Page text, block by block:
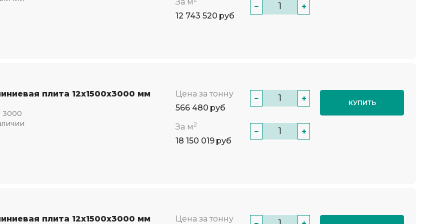
12 743 520 руб
− +
плита 12x1500x3000 мм
3000
Цена за тонну
566 480 руб
− +
За м2
18 150 019 руб
− +
КУПИТЬ
плита 12x1500x3000 мм
Цена за тонну